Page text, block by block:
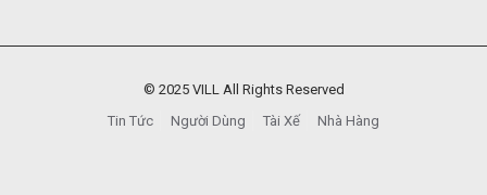
© 2025 VILL All Rights Reserved
Tin Tức
Người Dùng Tài Xế Nhà Hàng